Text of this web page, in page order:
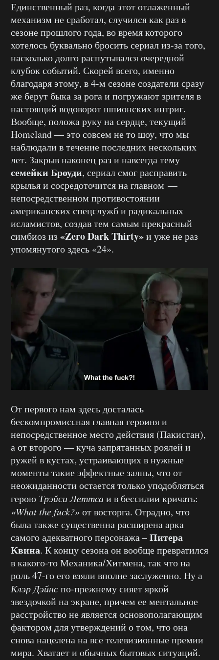
Единственный раз, когда этот отлаженный
механизм не сработал, случился как раз в
сезоне прошлого года, во время которого
хотелось буквально бросить сериал из-за того,
насколько долго распутывался очередной
клубок событий. Скорей всего, именно
благодаря этому, в 4-м сезоне создатели сразу
же берут быка за рога и погружают зрителя в
настоящий водоворот шпионских интриг.
Вообще, положа руку на сердце, текущий
Homeland — это совсем не то шоу, что мы
наблюдали в течение последних нескольких
лет. Закрыв наконец раз и навсегда тему
семейки Броуди, сериал смог расправить
крылья и сосредоточится на главном —
непосредственном противостоянии
американских спецслужб и радикальных
исламистов, создав тем самым прекрасный
симбиоз из«Zero Dark Thirty»и уже не раз
упомянутого здесь «24».
От первого нам здесь досталась
бескомпромиссная главная героиня и
непосредственное место действия (Пакистан),
а от второго — куча запрятанных роялей и
ружей в кустах, устраивающих в нужные
моменты такие эффектные залпы, что от
неожиданности остается только уподобляться
герою Трэйси Леттсаи в бессилии кричать:
«What the fuck?»от восторга. Отрадно, что
была также существенна расширена арка
самого адекватного персонажа –Питера
Квина. К концу сезона он вообще превратился
в какого-то Механика/Хитмена, так что на
роль 47-го его взяли вполне заслуженно. Ну а
Клэр Дэйнспо-прежнему сияет яркой
звездочкой на экране, причем ее ментальное
расстройство не является основополагающим
фактором для утверждений о том, что она
снова нацелена на все телевизионные премии
мира. Хватает и обычных бытовых ситуаций.